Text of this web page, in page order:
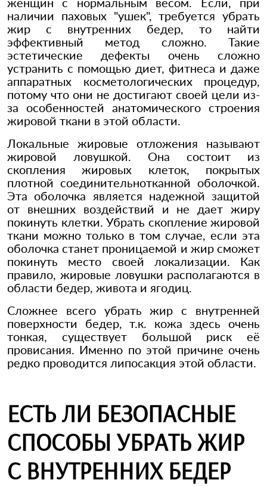
наличии паховых "ушек", требуется убрать
жир с внутренних бедер, то найти
эффективный метод сложно. Такие
эстетические дефекты очень сложно
устранить с помощью диет, фитнеса и даже
аппаратных косметологических процедур,
потому что они не достигают своей цели из-
за особенностей анатомического строения
жировой ткани в этой области.
Локальные жировые отложения называют
жировой ловушкой. Она состоит из
скопления жировых клеток, покрытых
плотной соединительнотканной оболочкой.
Эта оболочка является надежной защитой
от внешних воздействий и не дает жиру
покинуть клетки. Убрать скопление жировой
ткани можно только в том случае, если эта
оболочка станет проницаемой и жир сможет
покинуть место своей локализации. Как
правило, жировые ловушки располагаются в
области бедер, живота и ягодиц.
Сложнее всего убрать жир с внутренней
поверхности бедер, т.к. кожа здесь очень
тонкая, существует большой риск её
провисания. Именно по этой причине очень
редко проводится липосакция этой области.
ЕСТЬ ЛИ БЕЗОПАСНЫЕ
СПОСОБЫ УБРАТЬ ЖИР
С ВНУТРЕННИХ БЕДЕР